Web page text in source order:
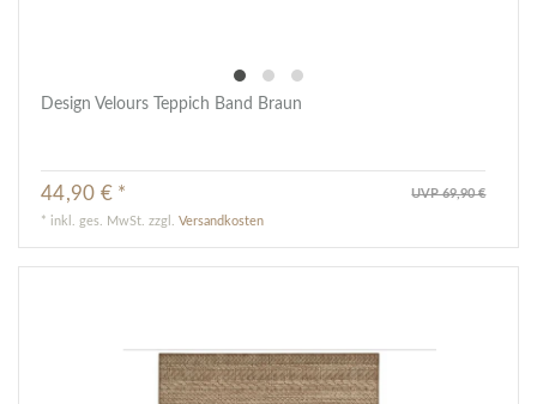
Design Velours Teppich Band Braun
UVP 69,90 €
44,90 € *
* inkl. ges. MwSt. zzgl.Versandkosten